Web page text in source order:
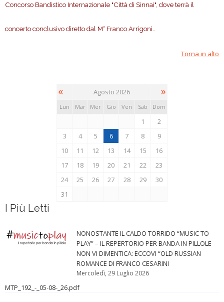
Concorso Bandistico Internazionale "Città di Sinnai", dove terrà il
concerto conclusivo diretto dal M° Franco Arrigoni..
Torna in alto
« Agosto 2026 »
Lun Mar Mer Gio Ven Sab Dom
1
2
3
4 5 6 7 8
9
10
11 12 13 14 15
16
17
18 19 20 21 22
23
24
25 26 27 28 29
30
31
I Più Letti
NONOSTANTE IL CALDO TORRIDO “MUSIC TO
PLAY” – IL REPERTORIO PER BANDA IN PILLOLE
NON VI DIMENTICA: ECCOVI “OLD RUSSIAN
ROMANCE DI FRANCO CESARINI
Mercoledì, 29 Luglio 2026
MTP_192_-_05-08-_26.pdf